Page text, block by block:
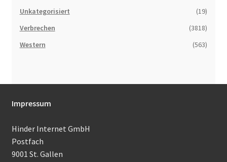
Unkategorisiert
(19)
Verbrechen
(3818)
Western
(563)
Impressum
Hinder Internet GmbH
Postfach
9001 St. Gallen